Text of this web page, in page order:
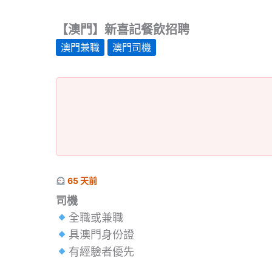
【澳門】新喜記餐飲招聘
澳門兼職 澳門司機
65 天前
司機
全職或兼職
具澳門身份證
有經驗者優先